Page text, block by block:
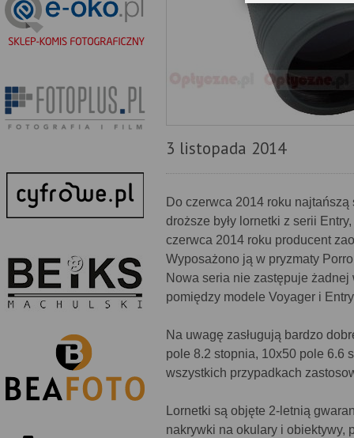
3 listopada 2014
Do czerwca 2014 roku
droższe były lornetki z serii
czerwca 2014 roku producent
Wyposażono ją w pryzmaty
Nowa seria nie zastępuje
pomiędzy modele Voyager i
Na uwagę zasługują bardzo
pole 8.2 stopnia, 10x50 pole 6.6
wszystkich przypadkach
Lornetki są objęte 2-letnią
nakrywki na okulary i obiektywy,